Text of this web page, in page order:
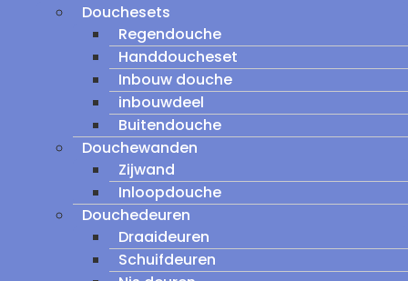
Douchesets
Regendouche
Handdoucheset
Inbouw douche
inbouwdeel
Buitendouche
Douchewanden
Zijwand
Inloopdouche
Douchedeuren
Draaideuren
Schuifdeuren